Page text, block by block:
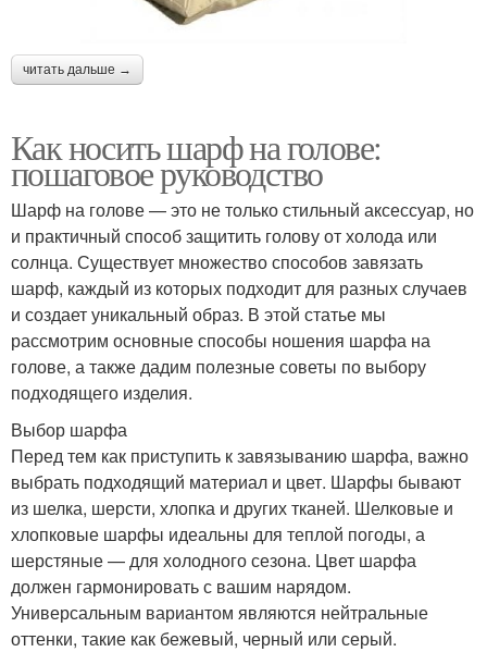
читать дальше →
Как носить шарф на голове:
пошаговое руководство
Шарф на голове — это не только стильный аксессуар, но
и практичный способ защитить голову от холода или
солнца. Существует множество способов завязать
шарф, каждый из которых подходит для разных случаев
и создает уникальный образ. В этой статье мы
рассмотрим основные способы ношения шарфа на
голове, а также дадим полезные советы по выбору
подходящего изделия.
Выбор шарфа
Перед тем как приступить к завязыванию шарфа, важно
выбрать подходящий материал и цвет. Шарфы бывают
из шелка, шерсти, хлопка и других тканей. Шелковые и
хлопковые шарфы идеальны для теплой погоды, а
шерстяные — для холодного сезона. Цвет шарфа
должен гармонировать с вашим нарядом.
Универсальным вариантом являются нейтральные
оттенки, такие как бежевый, черный или серый.